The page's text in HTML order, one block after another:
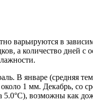
варьируются в
а количество дней
В январе (средняя
1 мм. Декабрь, со
возможны как